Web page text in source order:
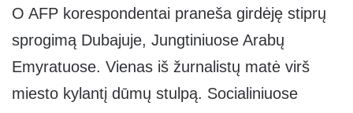
O AFP korespondentai praneša girdėję stiprų
sprogimą Dubajuje, Jungtiniuose Arabų
Emyratuose. Vienas iš žurnalistų matė virš
miesto kylantį dūmų stulpą. Socialiniuose